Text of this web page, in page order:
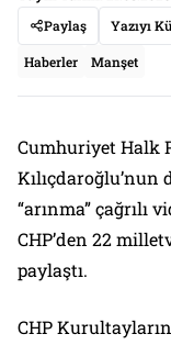
Paylaş
Yazıyı
Haberler Manşet
Cumhuriyet Halk
Kılıçdaroğlu’nun
“arınma” çağrılı
CHP’den 22
paylaştı.
CHP